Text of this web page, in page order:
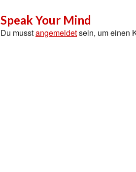
Speak Your Mind
Du musstangemeldetsein, um einen